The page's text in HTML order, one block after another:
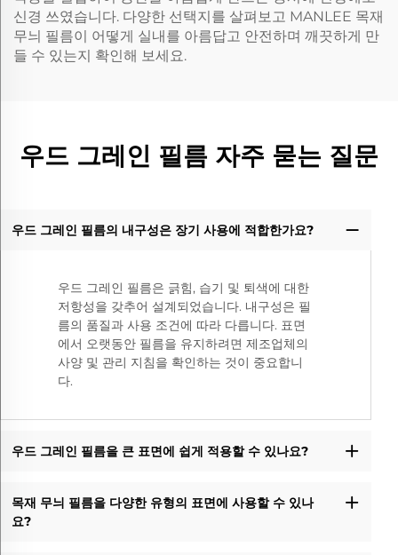
신경 쓰였습니다. 다양한 선택지를 살펴보고 MANLEE 목재
무늬 필름이 어떻게 실내를 아름답고 안전하며 깨끗하게 만
들 수 있는지 확인해 보세요.
우드 그레인 필름 자주 묻는 질문
우드 그레인 필름의 내구성은 장기 사용에 적합한가요?
우드 그레인 필름은 긁힘, 습기 및 퇴색에 대한
저항성을 갖추어 설계되었습니다. 내구성은 필
름의 품질과 사용 조건에 따라 다릅니다. 표면
에서 오랫동안 필름을 유지하려면 제조업체의
사양 및 관리 지침을 확인하는 것이 중요합니
다.
우드 그레인 필름을 큰 표면에 쉽게 적용할 수 있나요?
목재 무늬 필름을 다양한 유형의 표면에 사용할 수 있나
요?